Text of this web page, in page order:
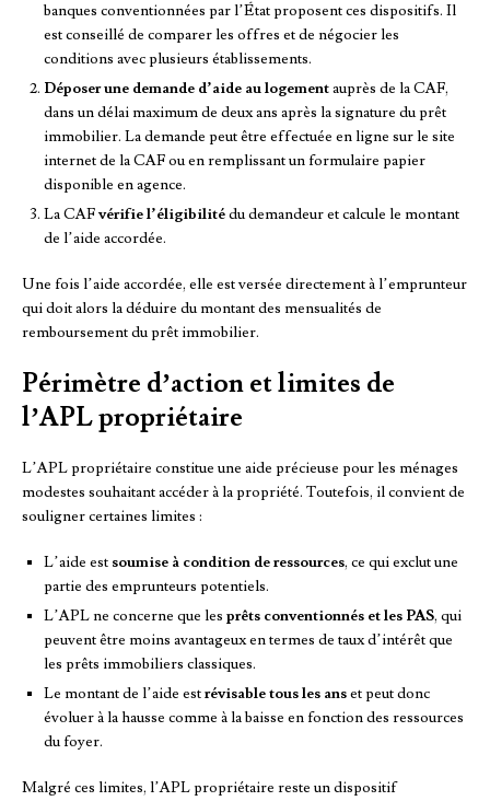
banques conventionnées par l’État proposent ces dispositifs. Il
est conseillé de comparer les offres et de négocier les
conditions avec plusieurs établissements.
Déposer une demande d’aide au logementauprès de la CAF,
dans un délai maximum de deux ans après la signature du prêt
immobilier. La demande peut être effectuée en ligne sur le site
internet de la CAF ou en remplissant un formulaire papier
disponible en agence.
La CAFvérifie l’éligibilitédu demandeur et calcule le montant
de l’aide accordée.
Une fois l’aide accordée, elle est versée directement à l’emprunteur
qui doit alors la déduire du montant des mensualités de
remboursement du prêt immobilier.
Périmètre d’action et limites de
l’APL propriétaire
L’APL propriétaire constitue une aide précieuse pour les ménages
modestes souhaitant accéder à la propriété. Toutefois, il convient de
souligner certaines limites :
L’aide est soumise à condition de ressources, ce qui exclut une
partie des emprunteurs potentiels.
L’APL ne concerne que les prêts conventionnés et les PAS, qui
peuvent être moins avantageux en termes de taux d’intérêt que
les prêts immobiliers classiques.
Le montant de l’aide estrévisable tous les anset peut donc
évoluer à la hausse comme à la baisse en fonction des ressources
du foyer.
Malgré ces limites, l’APL propriétaire reste un dispositif